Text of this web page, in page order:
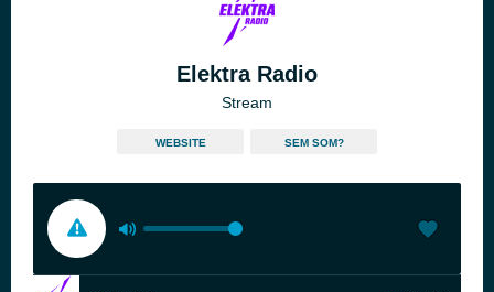
Elektra Radio
Stream
WEBSITE SEM SOM?